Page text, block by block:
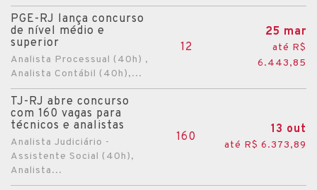
PGE-RJ lança concurso
de nível médio e
superior
Analista Processual (40h) ,
Analista Contábil (40h),...
12
25 mar
até R$
6.443,85
TJ-RJ abre concurso
com 160 vagas para
técnicos e analistas
Analista Judiciário -
Assistente Social (40h),
Analista...
160
13 out
até R$ 6.373,89